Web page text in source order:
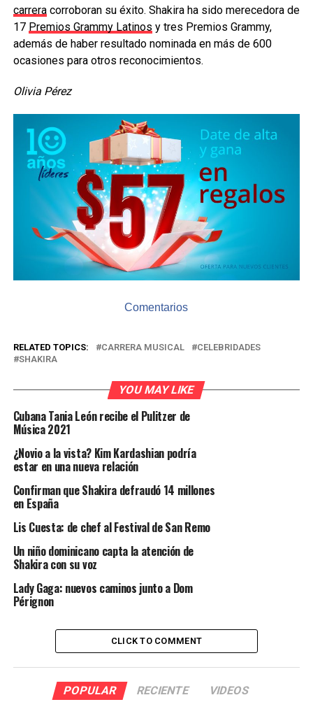
carreracorroboran su éxito. Shakira ha sido merecedora de
17 Premios Grammy Latinos y tres Premios Grammy,
además de haber resultado nominada en más de 600
ocasiones para otros reconocimientos.
Olivia Pérez
Comentarios
RELATED TOPICS: CARRERA MUSICAL
CELEBRIDADES
SHAKIRA
YOU MAY LIKE
Cubana Tania León recibe el Pulitzer de
Música 2021
¿Novio a la vista? Kim Kardashian podría
estar en una nueva relación
Confirman que Shakira defraudó 14 millones
en España
Lis Cuesta: de chef al Festival de San Remo
Un niño dominicano capta la atención de
Shakira con su voz
Lady Gaga: nuevos caminos junto a Dom
Pérignon
CLICK TO COMMENT
POPULAR RECIENTE VIDEOS